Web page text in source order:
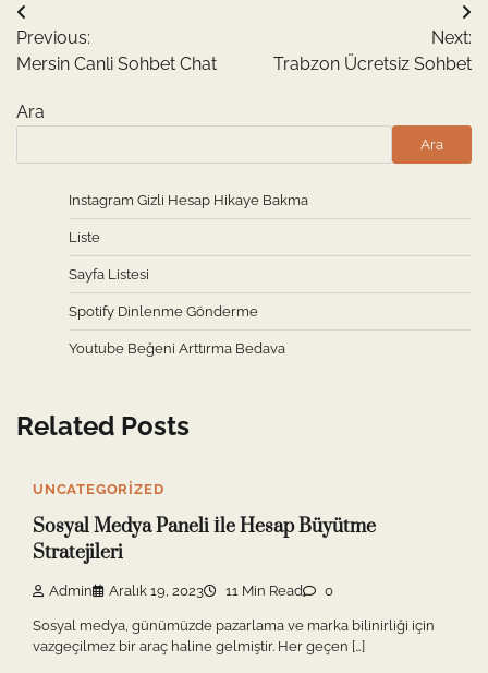
Yazı
gezinmesi
Previous:
Mersin Canli Sohbet Chat
Next:
Trabzon Ücretsiz Sohbet
Ara
Ara
Instagram Gizli Hesap Hikaye Bakma
Liste
Sayfa Listesi
Spotify Dinlenme Gönderme
Youtube Beğeni Arttırma Bedava
Related Posts
UNCATEGORIZED
Sosyal Medya Paneli İle Hesap Büyütme
Stratejileri
Admin Aralık 19, 2023 11 Min Read 0
Sosyal medya, günümüzde pazarlama ve marka bilinirliği için
vazgeçilmez bir araç haline gelmiştir. Her geçen […]